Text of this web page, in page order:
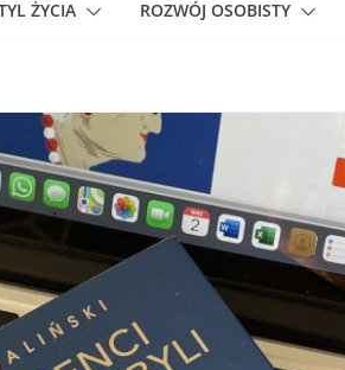
największego portalu
ŻYCIA ROZWÓJ OSOBISTY